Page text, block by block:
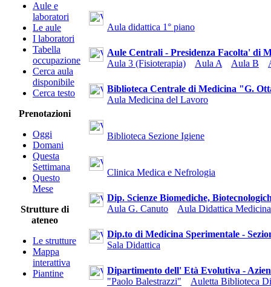
Aule e
laboratori
Le aule
I laboratori
Tabella
occupazione
Cerca aula
disponibile
Cerca testo
Prenotazioni
Oggi
Domani
Questa
Settimana
Questo
Mese
Strutture di
ateneo
Le strutture
Mappa
interattiva
Piantine
Aula didattica 1° piano
Aule Centrali - Presidenza Facolta' di
Aula 3 (Fisioterapia)
Aula A Aula B
Biblioteca Centrale di Medicina "G.
Aula Medicina del Lavoro
Biblioteca Sezione Igiene
Clinica Medica e Nefrologia
Dip. Scienze Biomediche,
Aula G. Canuto
Aula Didattica
Dip.to di Medicina Sperimentale -
Sala Didattica
Dipartimento dell' Età Evolutiva -
"Paolo Balestrazzi"
Auletta Biblioteca